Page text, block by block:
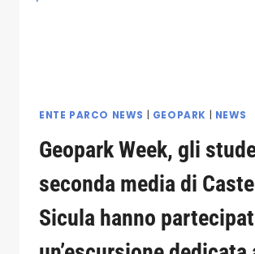
UN’ESCURSIONE
ENTE PARCO NEWS GEOPARK NEWS
Geopark Week, gli
seconda media di
Sicula hanno